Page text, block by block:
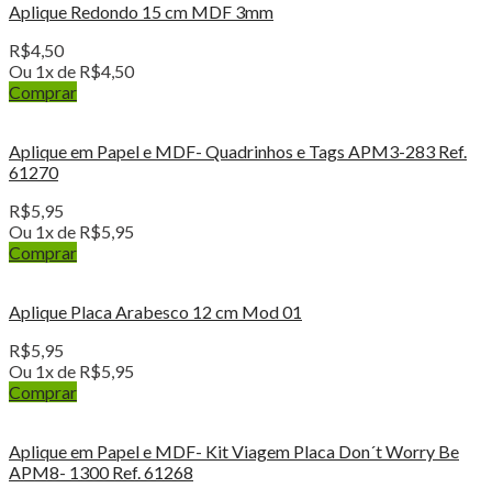
Aplique Redondo 15 cm MDF 3mm
R$4,50
Ou 1x de R$4,50
Comprar
Aplique em Papel e MDF- Quadrinhos e Tags APM3-283 Ref.
61270
R$5,95
Ou 1x de R$5,95
Comprar
Aplique Placa Arabesco 12 cm Mod 01
R$5,95
Ou 1x de R$5,95
Comprar
Aplique em Papel e MDF- Kit Viagem Placa Don´t Worry Be
APM8- 1300 Ref. 61268